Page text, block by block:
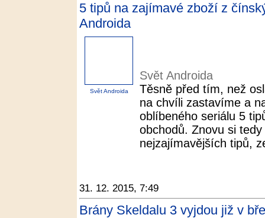
5 tipů na zajímavé zboží z
Androida
Svět Androida
Svět Androida
Těsně před tím, než
na chvíli zastavíme a
oblíbeného seriálu 5
obchodů. Znovu si
nejzajímavějších tipů,
31. 12. 2015, 7:49
Brány Skeldalu 3 vyjdou již v